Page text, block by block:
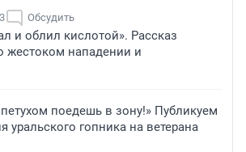
Обсудить
и облил кислотой». Рассказ
жестоком нападении и
петухом поедешь в зону!» Публикуем
уральского гопника на ветерана